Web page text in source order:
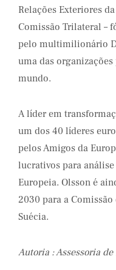
Relações Exteriores
Comissão Trilateral –
pelo multimilionário
uma das
mundo.
A líder em
um dos 40 líderes
pelos Amigos da
lucrativos para
Europeia. Olsson é
2030 para a
Suécia.
Autoria : Assessoria